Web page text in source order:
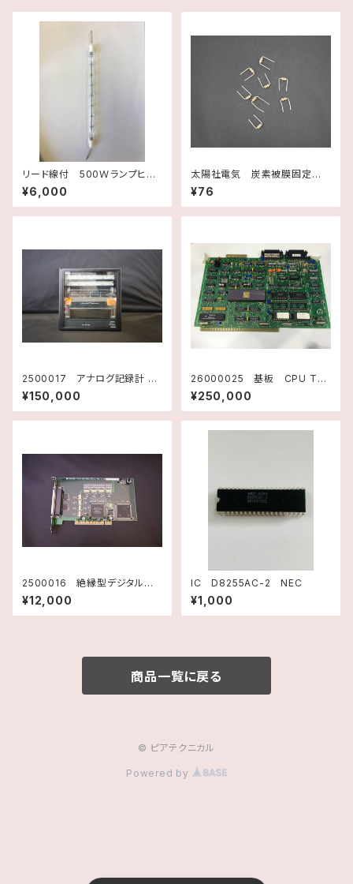
リード線付 500Ｗランプヒー
ター A16-26899 キャノン
アネルバ
¥6,000
太陽社電気 炭素被膜固定抵
抗器 1.7kΩ-J
¥76
2500017 アナログ記録計 2
ペン標準仕様 SA101PB セ
コニック
¥150,000
26000025 基板 CPU TM
990/101 （E/S DOSE) 10737
3001 テキサスインスツルメン
ツ
¥250,000
2500016 絶縁型デジタル入
出力ボード PIO-16/16L(PC
I) CONTEC
¥12,000
IC D8255AC-2 NEC
¥1,000
商品一覧に戻る
© ピアテクニカル
Powered by